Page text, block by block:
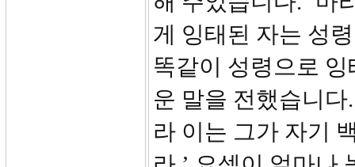
게 잉태된 자는 성
똑같이 성령으로
운 말을 전했습니
라 이는 그가 자기